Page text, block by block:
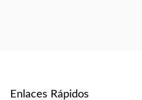
Enlaces Rápidos